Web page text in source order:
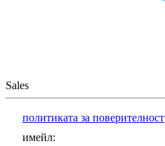
Sales
политиката за поверителност
имейл: